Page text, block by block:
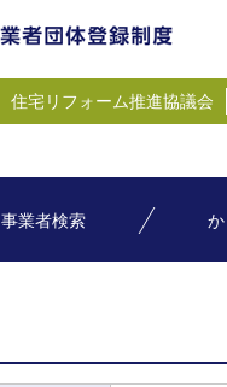
住宅リフォーム推進協議会
事業者検索